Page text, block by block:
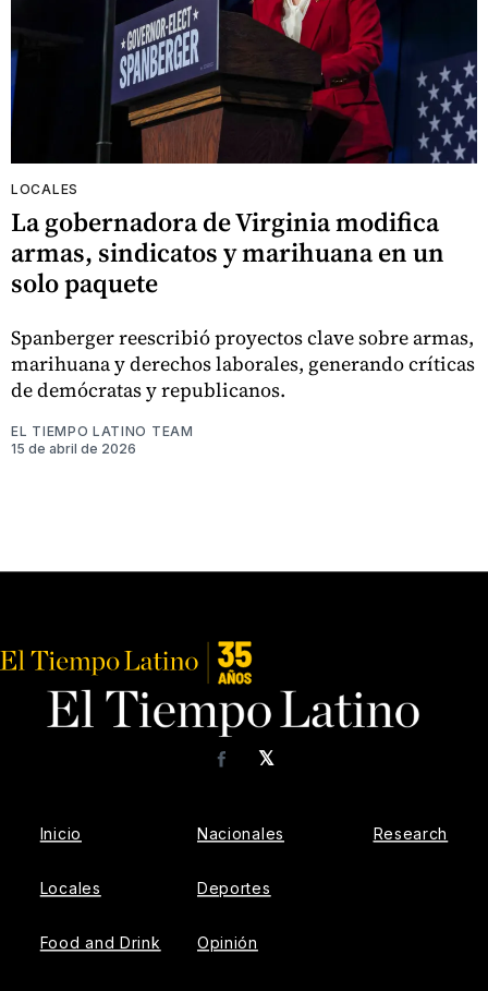
LOCALES
La gobernadora de Virginia modifica
armas, sindicatos y marihuana en un
solo paquete
Spanberger reescribió proyectos clave sobre armas,
marihuana y derechos laborales, generando críticas
de demócratas y republicanos.
EL TIEMPO LATINO TEAM
15 de abril de 2026
𝕏
Facebook
Inicio
Locales
Food and Drink
Nacionales
Deportes
Opinión
Research